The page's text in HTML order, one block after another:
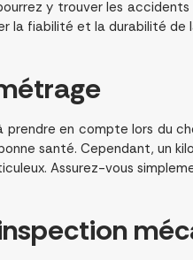
y trouver les
la fiabilité et la durabilité
en compte lors du
santé. Cependant, un
Assurez-vous